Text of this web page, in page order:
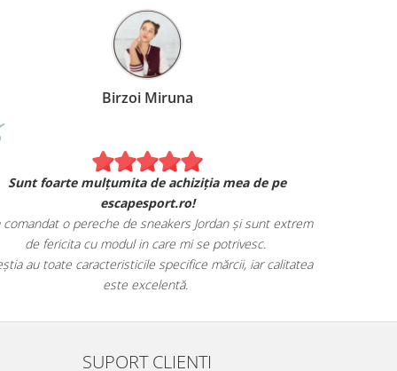
Birzoi Miruna
Sunt foarte mulțumita de achiziția mea de pe
escapesport.ro!
comandat o pereche de sneakers Jordan și sunt extrem
de fericita cu modul in care mi se potrivesc.
au toate caracteristicile specifice mărcii, iar calitatea
este excelentă.
SUPORT CLIENTI